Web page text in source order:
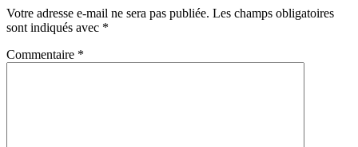
Votre adresse e-mail ne sera pas publiée. Les champs obligatoires
sont indiqués avec *
Commentaire *